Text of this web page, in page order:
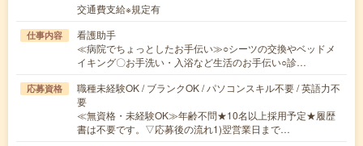
交通費支給※規定有
仕事内容
看護助手
≪病院でちょっとしたお手伝い≫○シーツの交換やベッドメ
イキング〇お手洗い・入浴など生活のお手伝い○診…
応募資格
職種未経験OK / ブランクOK / パソコンスキル不要 / 英語力不
要
≪無資格・未経験OK≫年齢不問★10名以上採用予定★履歴
書は不要です。▽応募後の流れ1)翌営業日まで…